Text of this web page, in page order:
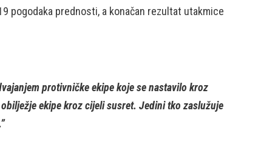
pogodaka prednosti, a konačan rezultat utakmice
protivničke ekipe koje se nastavilo kroz
ekipe kroz cijeli susret. Jedini tko zaslužuje